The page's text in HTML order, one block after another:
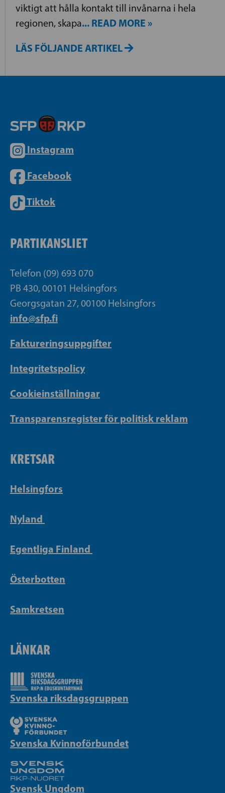
viktigt att hålla kontakt till invånarna i hela
regionen, skapa... READ MORE »
LÄS FÖLJANDE ARTIKEL
Instagram
Facebook
Tiktok
PARTIKANSLIET
Telefon (09) 693 070
PB 430, 00101 Helsingfors
Georgsgatan 27, 00100 Helsingfors
info@sfp.fi
Faktureringsuppgifter
Integritetspolicy
Cookieinställningar
Transparensregister för politisk reklam
KRETSAR
Helsingfors
Nyland
Egentliga Finland
Österbotten
Samkretsen
LÄNKAR
Svenska riksdagsgruppen
Svenska Kvinnoförbundet
Svensk Ungdom